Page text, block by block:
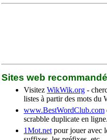
Sites web
Visitez WikWik.org -
listes à partir des mots du
www.BestWordClub.com
scrabble duplicate en ligne.
1Mot.net pour jouer avec